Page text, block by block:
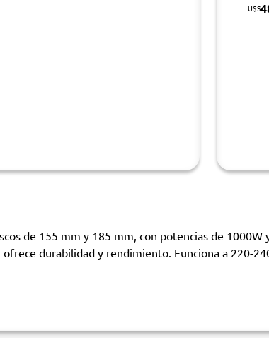
U$S
de 155 mm y 185 mm, con potencias de
durabilidad y rendimiento. Funciona a 220-